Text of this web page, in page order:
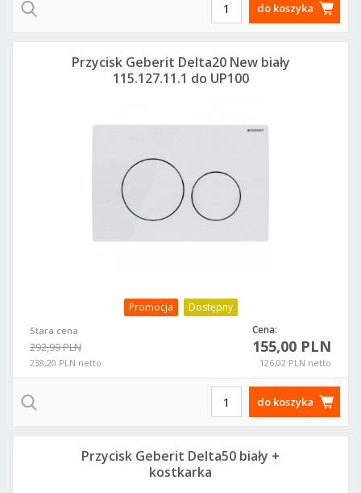
do koszyka
Promocja Dostępny
Stara cena
292,99 PLN
238,20 PLN netto
Cena:
155,00 PLN
126,02 PLN netto
Przycisk Geberit Delta20 New biały
115.127.11.1 do UP100
do koszyka
Przycisk Geberit Delta50 biały +
kostkarka